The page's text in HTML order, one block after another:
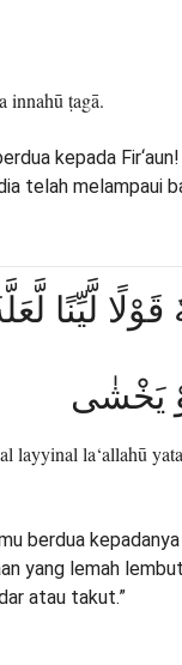
innahū ṭagā.
kepada Fir‘aun!
telah melampaui
لَّيِّنًا
يَخْشٰى
layyinal la‘allahū
berdua kepadanya
yang lemah
atau takut.”